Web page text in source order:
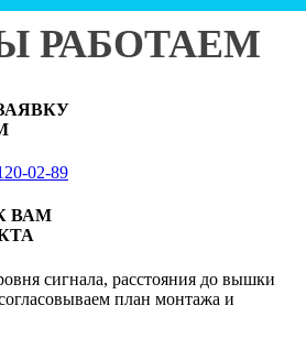
РАБОТАЕМ
02-89
ВАМ
сигнала, расстояния до вышки
план монтажа и